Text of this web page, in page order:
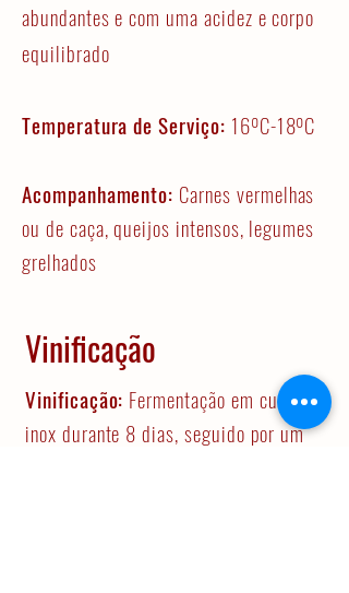
abundantes e com uma acidez e corpo
equilibrado
Temperatura de Serviço: 16ºC-18ºC
Acompanhamento: Carnes vermelhas
ou de caça, queijos intensos, legumes
grelhados
Vinificação
Vinificação: Fermentação em cubas de
inox durante 8 dias, seguido por um